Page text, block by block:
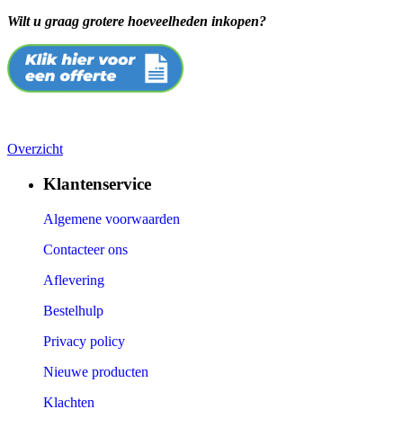
Wilt u graag grotere hoeveelheden inkopen?
Overzicht
Klantenservice
Algemene voorwaarden
Contacteer ons
Aflevering
Bestelhulp
Privacy policy
Nieuwe producten
Klachten